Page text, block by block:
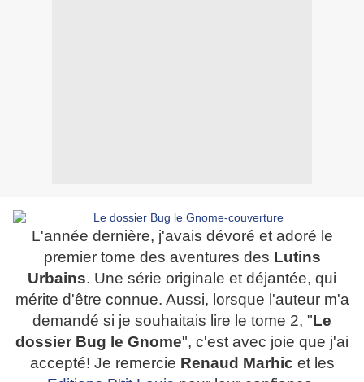
L'année dernière, j'avais dévoré et adoré le
premier tome des aventures des Lutins
Urbains. Une série originale et déjantée, qui
mérite d'être connue. Aussi, lorsque l'auteur m'a
demandé si je souhaitais lire le tome 2, "Le
dossier Bug le Gnome", c'est avec joie que j'ai
accepté! Je remercie Renaud Marhic et les